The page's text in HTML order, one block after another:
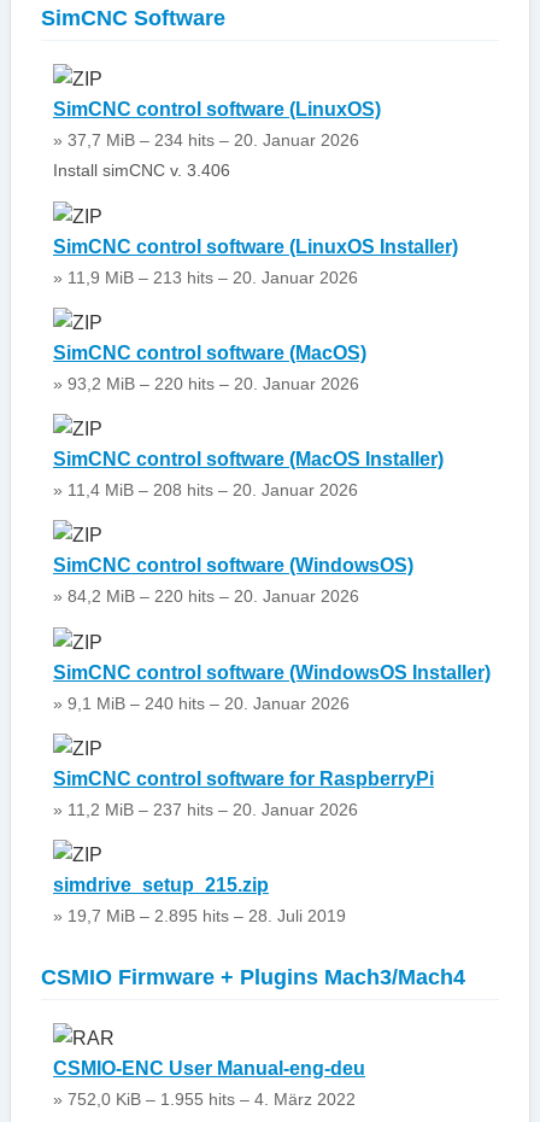
SimCNC Software
SimCNC control software (LinuxOS)
» 37,7 MiB – 234 hits – 20. Januar 2026
Install simCNC v. 3.406
SimCNC control software (LinuxOS Installer)
» 11,9 MiB – 213 hits – 20. Januar 2026
SimCNC control software (MacOS)
» 93,2 MiB – 220 hits – 20. Januar 2026
SimCNC control software (MacOS Installer)
» 11,4 MiB – 208 hits – 20. Januar 2026
SimCNC control software (WindowsOS)
» 84,2 MiB – 220 hits – 20. Januar 2026
SimCNC control software (WindowsOS Installer)
» 9,1 MiB – 240 hits – 20. Januar 2026
SimCNC control software for RaspberryPi
» 11,2 MiB – 237 hits – 20. Januar 2026
simdrive_setup_215.zip
» 19,7 MiB – 2.895 hits – 28. Juli 2019
CSMIO Firmware + Plugins Mach3/Mach4
CSMIO-ENC User Manual-eng-deu
» 752,0 KiB – 1.955 hits – 4. März 2022